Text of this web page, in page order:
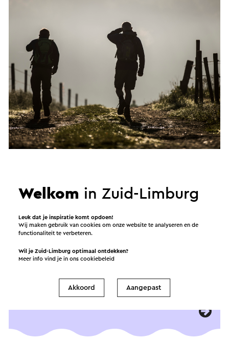
Wil je de Camino lopen, maar heb je geen
uit met een mini-Camino of wel een Camini!
Tijdens elf wandelroutes ervaar je het Camino-
gevoel in Zuid-Limburg. Haal het gratis boekje
‘Bezin in Zuid-Limburg’ op bij één van onze
Welkom in Zuid-Limburg
Leuk dat je inspiratie komt opdoen!
Wij maken gebruik van cookies om onze website te analyseren en de
functionaliteit te verbeteren.
Wil je Zuid-Limburg optimaal ontdekken?
Meer info vind je in onscookiebeleid
Akkoord Aangepast